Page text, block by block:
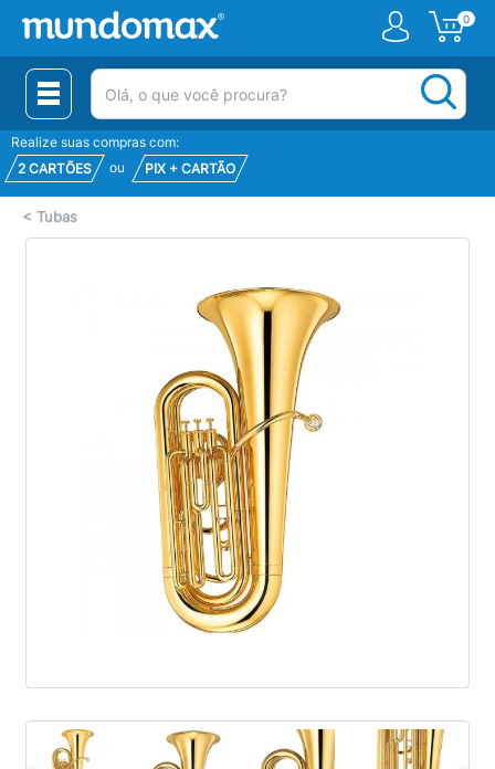
0
(pesquisar)
Realize suas compras com:
2 CARTÕES
ou PIX + CARTÃO
< Tubas